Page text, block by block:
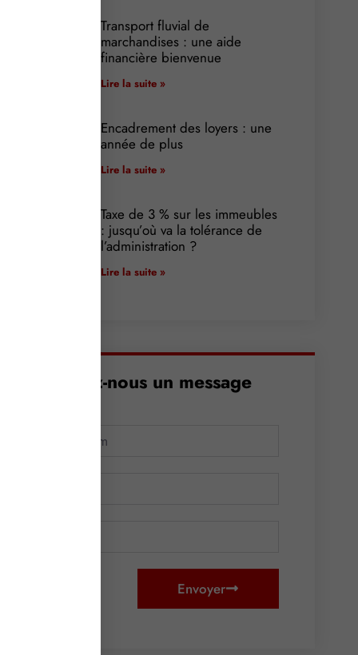
Transport fluvial de
marchandises : une aide
financière bienvenue
Lire la suite »
Encadrement des loyers : une
année de plus
Lire la suite »
Taxe de 3 % sur les immeubles
: jusqu’où va la tolérance de
l’administration ?
Lire la suite »
Envoyez-nous un message
Envoyer